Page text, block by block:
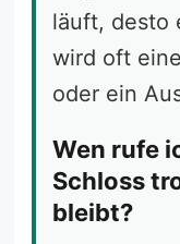
läuft, desto
wird oft
oder ein
Wen rufe
Schloss
bleibt?